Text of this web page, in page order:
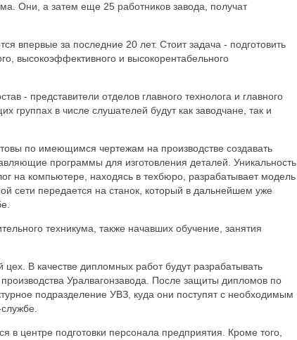
Они, а затем еще 25 работников завода, получат
впервые за последние 20 лет. Стоит задача - подготовить
высокоэффективного и высокорентабельного
- представители отделов главного технолога и главного
группах в числе слушателей будут как заводчане, так и
по имеющимся чертежам на производстве создавать
программы для изготовления деталей. Уникальность
на компьютере, находясь в техбюро, разрабатывает модель
сети передается на станок, который в дальнейшем уже
техникума, также начавших обучение, занятия
В качестве дипломных работ будут разрабатывать
Уралвагонзавода. После защиты дипломов по
подразделение УВЗ, куда они поступят с необходимым
в центре подготовки персонала предприятия. Кроме того,